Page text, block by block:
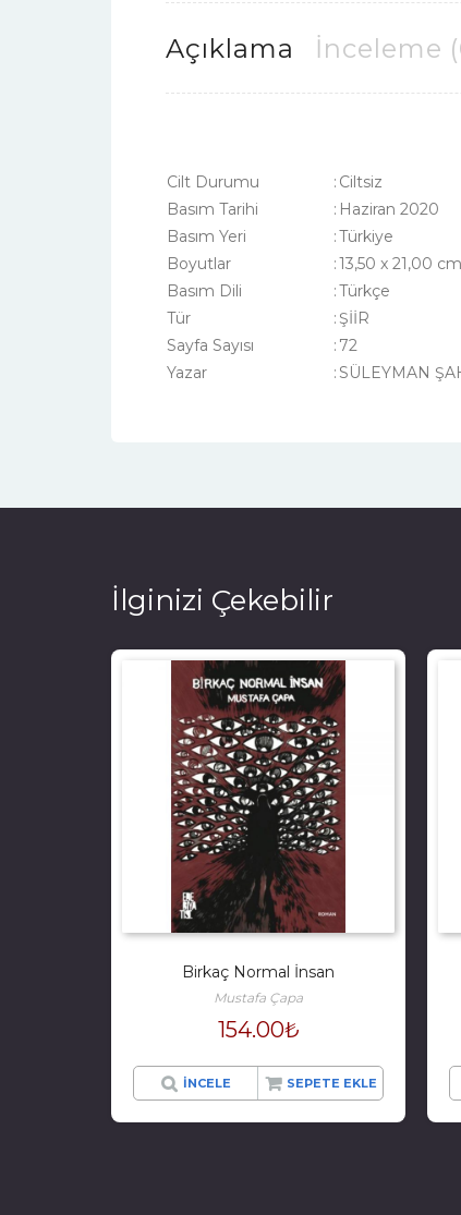
Açıklama İnceleme
Cilt Durumu : Ciltsiz
Basım Tarihi
: Haziran 2020
Basım Yeri
:Türkiye
Boyutlar
:13,50 x 21,00 cm
Basım Dili
:Türkçe
Tür
: ŞİİR
Sayfa Sayısı
: 72
Yazar
: SÜLEYMAN
İlginizi Çekebilir
Birkaç Normal İnsan
Mustafa Çapa
154.00₺
İNCELE SEPETE EKLE